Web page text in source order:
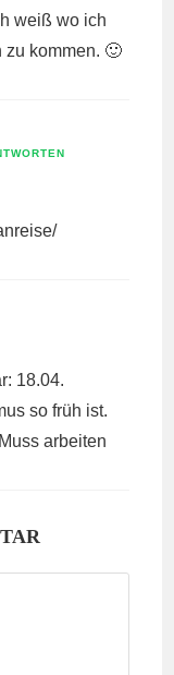
weiß wo ich
kommen. 🙂
18.04.
so früh ist.
arbeiten